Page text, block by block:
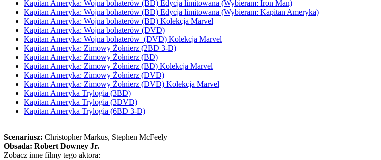
Kapitan Ameryka: Wojna bohaterów (BD) Edycja limitowana (Wybieram: Iron Man)
Kapitan Ameryka: Wojna bohaterów (BD) Edycja limitowana (Wybieram: Kapitan Ameryka)
Kapitan Ameryka: Wojna bohaterów (BD) Kolekcja Marvel
Kapitan Ameryka: Wojna bohaterów (DVD)
Kapitan Ameryka: Wojna bohaterów (DVD) Kolekcja Marvel
Kapitan Ameryka: Zimowy Żołnierz (2BD 3-D)
Kapitan Ameryka: Zimowy Żołnierz (BD)
Kapitan Ameryka: Zimowy Żołnierz (BD) Kolekcja Marvel
Kapitan Ameryka: Zimowy Żołnierz (DVD)
Kapitan Ameryka: Zimowy Żołnierz (DVD) Kolekcja Marvel
Kapitan Ameryka Trylogia (3BD)
Kapitan Ameryka Trylogia (3DVD)
Kapitan Ameryka Trylogia (6BD 3-D)
Scenariusz: Christopher Markus, Stephen McFeely
Obsada: Robert Downey Jr.
Zobacz inne filmy tego aktora: